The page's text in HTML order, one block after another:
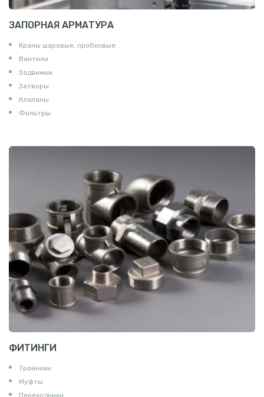
ЗАПОРНАЯ АРМАТУРА
Краны шаровые, пробковые
Вентили
Задвижки
Затворы
Клапаны
Фильтры
ФИТИНГИ
Тройники
Муфты
Переходники